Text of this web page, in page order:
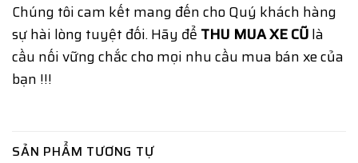
Chúng tôi cam kết mang đến cho Quý khách hàng
sự hài lòng tuyệt đối. Hãy để THU MUA XE CŨlà
cầu nối vững chắc cho mọi nhu cầu mua bán xe của
bạn !!!
SẢN PHẨM TƯƠNG TỰ